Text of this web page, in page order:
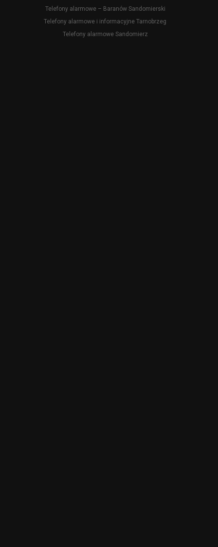
Telefony alarmowe – Baranów Sandomierski
Telefony alarmowe i informacyjne Tarnobrzeg
Telefony alarmowe Sandomierz